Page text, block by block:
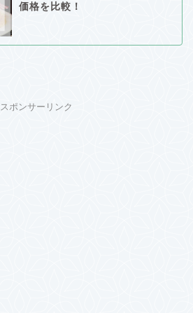
価格を比較！
スポンサーリンク